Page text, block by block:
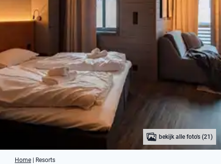
bekijk alle foto's (21)
Home Resorts